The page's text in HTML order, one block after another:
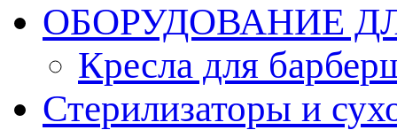
ОБОРУДОВАНИЕ
Кресла для
Стерилизаторы и